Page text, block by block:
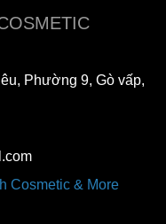
Phường 9, Gò vấp,
Cosmetic & More